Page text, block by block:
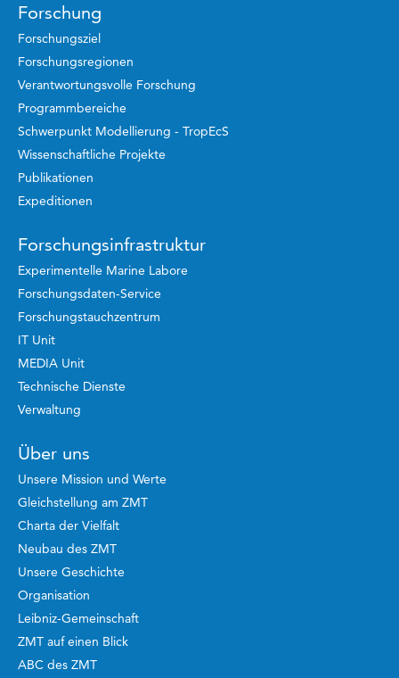
Forschung
Forschungsziel
Forschungsregionen
Verantwortungsvolle Forschung
Programmbereiche
Schwerpunkt Modellierung - TropEcS
Wissenschaftliche Projekte
Publikationen
Expeditionen
Forschungsinfrastruktur
Experimentelle Marine Labore
Forschungsdaten-Service
Forschungstauchzentrum
IT Unit
MEDIA Unit
Technische Dienste
Verwaltung
Über uns
Unsere Mission und Werte
Gleichstellung am ZMT
Charta der Vielfalt
Neubau des ZMT
Unsere Geschichte
Organisation
Leibniz-Gemeinschaft
ZMT auf einen Blick
ABC des ZMT